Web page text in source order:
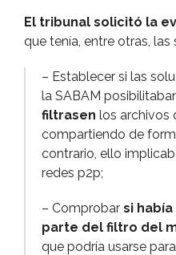
El tribunal solicitó la
que tení­a, entre otras, las
– Establecer si las
la SABAM
filtrasen los archivos
compartiendo de
contrario, ello
redes p2p;
– Comprobar si
parte del filtro del
que podrí­a usarse